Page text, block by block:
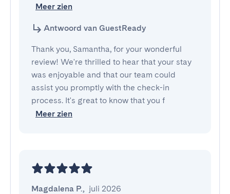
Meer zien
Antwoord van GuestReady
Thank you, Samantha, for your wonderful
review! We're thrilled to hear that your stay
was enjoyable and that our team could
assist you promptly with the check-in
process. It's great to know that you f
Meer zien
Magdalena P., juli 2026